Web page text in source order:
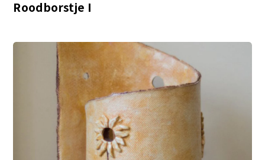
Roodborstje I